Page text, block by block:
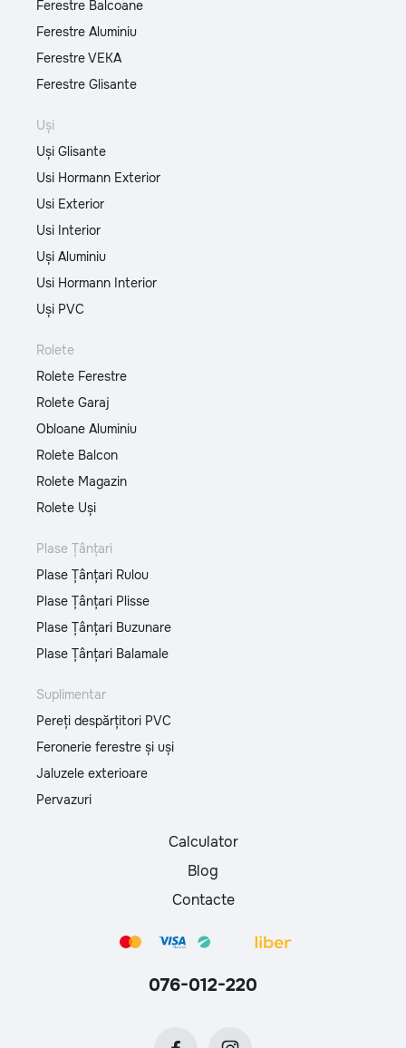
Ferestre Balcoane
Ferestre Aluminiu
Ferestre VEKA
Ferestre Glisante
Uși
Uși Glisante
Usi Hormann Exterior
Usi Exterior
Usi Interior
Uși Aluminiu
Usi Hormann Interior
Uși PVC
Rolete
Rolete Ferestre
Rolete Garaj
Obloane Aluminiu
Rolete Balcon
Rolete Magazin
Rolete Uși
Plase Țânțari
Plase Țânțari Rulou
Plase Țânțari Plisse
Plase Țânțari Buzunare
Plase Țânțari Balamale
Suplimentar
Pereți despărțitori PVC
Feronerie ferestre și uși
Jaluzele exterioare
Pervazuri
Calculator
Blog
Contacte
076-012-220